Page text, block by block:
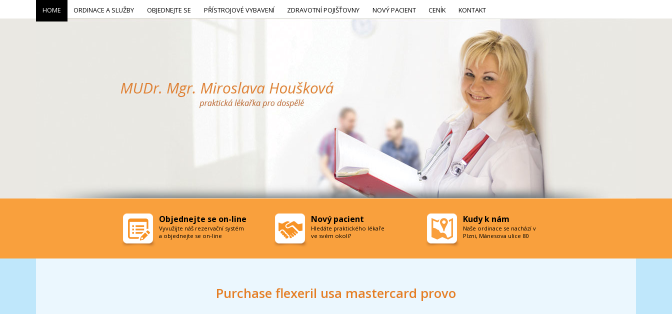
Purchase flexeril usa mastercard provo
HOME ORDINACE A SLUŽBY OBJEDNEJTE SE PŘÍSTROJOVÉ VYBAVENÍ ZDRAVOTNÍ POJIŠŤOVNY NOVÝ PACIENT CENÍK KONTAKT
Objednejte se on-line
Vyvužijte náš rezervační systém
a objednejte se on-line
Nový pacient
Hledáte praktického lékaře
ve svém okolí?
Kudy k nám
Naše ordinace se nachází v
Plzni, Mánesova ulice 80